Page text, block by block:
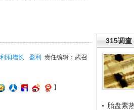
315调查
胎盘素
责任编辑：武召
润增长
盈利
】